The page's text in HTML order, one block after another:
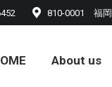
810-0001 福岡
About us
About us